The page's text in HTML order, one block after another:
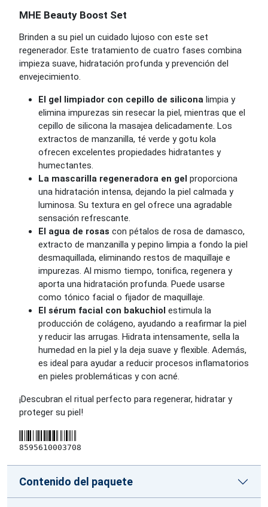
MHE Beauty Boost Set
Brinden a su piel un cuidado lujoso con este set
regenerador. Este tratamiento de cuatro fases combina
impieza suave, hidratación profunda y prevención del
envejecimiento.
El gel limpiador con cepillo de silicona limpia y
elimina impurezas sin resecar la piel, mientras que el
cepillo de silicona la masajea delicadamente. Los
extractos de manzanilla, té verde y gotu kola
ofrecen excelentes propiedades hidratantes y
humectantes.
La mascarilla regeneradora en gel proporciona
una hidratación intensa, dejando la piel calmada y
luminosa. Su textura en gel ofrece una agradable
sensación refrescante.
El agua de rosas con pétalos de rosa de damasco,
extracto de manzanilla y pepino limpia a fondo la piel
desmaquillada, eliminando restos de maquillaje e
impurezas. Al mismo tiempo, tonifica, regenera y
aporta una hidratación profunda. Puede usarse
como tónico facial o fijador de maquillaje.
El sérum facial con bakuchiol estimula la
producción de colágeno, ayudando a reafirmar la piel
y reducir las arrugas. Hidrata intensamente, sella la
humedad en la piel y la deja suave y flexible. Además,
es ideal para ayudar a reducir procesos inflamatorios
en pieles problemáticas y con acné.
¡Descubran el ritual perfecto para regenerar, hidratar y
proteger su piel!
8595610003708
Contenido del paquete